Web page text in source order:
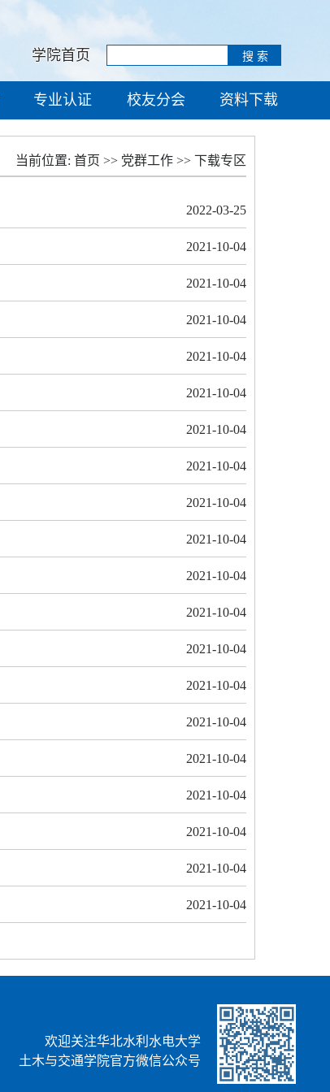
学院首页
专业认证 校友分会 资料下载
当前位置: 首页 >> 党群工作 >> 下载专区
2022-03-25
2021-10-04
2021-10-04
2021-10-04
2021-10-04
2021-10-04
2021-10-04
2021-10-04
2021-10-04
2021-10-04
2021-10-04
2021-10-04
2021-10-04
2021-10-04
2021-10-04
2021-10-04
2021-10-04
2021-10-04
2021-10-04
2021-10-04
欢迎关注华北水利水电大学
土木与交通学院官方微信公众号